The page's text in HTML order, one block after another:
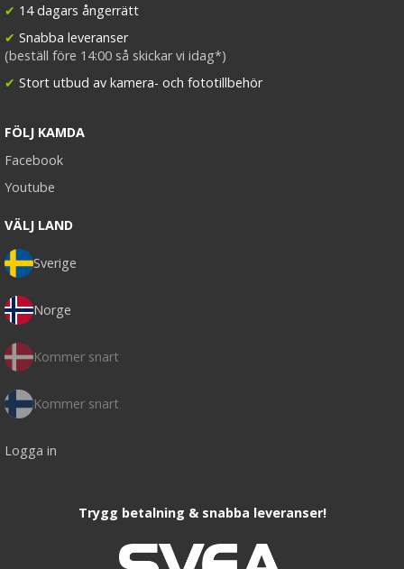
✔ 14 dagars ångerrätt
✔ Snabba leveranser
(beställ före 14:00 så skickar vi idag*)
✔ Stort utbud av kamera- och fototillbehör
FÖLJ KAMDA
Facebook
Youtube
VÄLJ LAND
Sverige
Norge
Kommer snart
Kommer snart
Logga in
Trygg betalning & snabba leveranser!